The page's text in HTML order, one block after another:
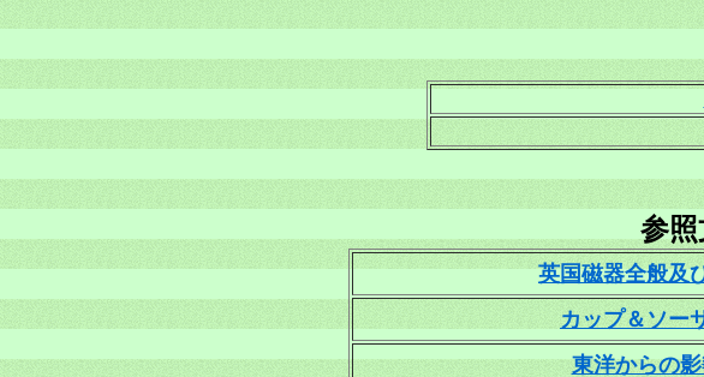
参照
英国磁器全般及
カップ＆ソー
東洋からの